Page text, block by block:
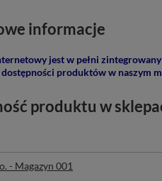
informacje
jest w pełni
produktów w naszym
produktu w
- Magazyn 001